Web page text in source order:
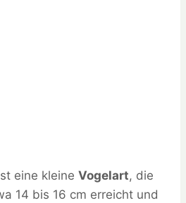
eine kleine Vogelart, die
14 bis 16 cm erreicht und